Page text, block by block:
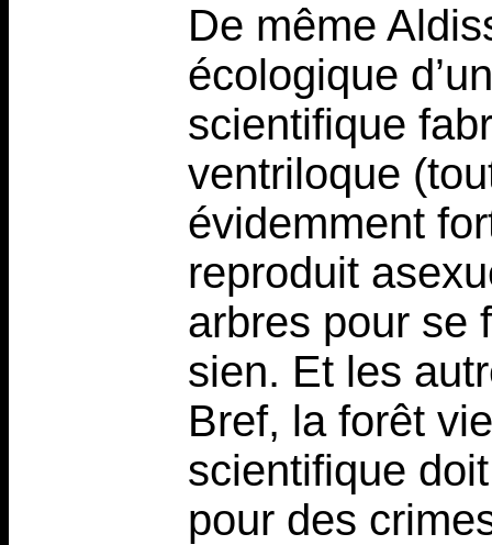
De même
écologique
scientifique
ventriloque
évidemment
reproduit
arbres pour se
sien. Et les
Bref, la forêt
scientifique
pour des